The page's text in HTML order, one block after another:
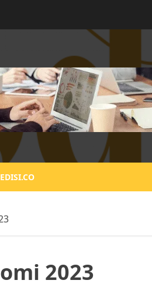
EDISI.CO
2023